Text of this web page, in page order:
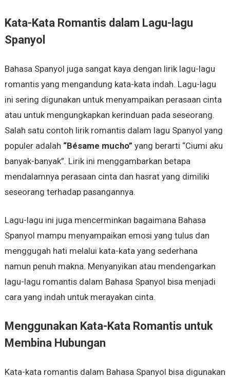
Kata-Kata Romantis dalam Lagu-lagu
Spanyol
Bahasa Spanyol juga sangat kaya dengan lirik lagu-lagu
romantis yang mengandung kata-kata indah. Lagu-lagu
ini sering digunakan untuk menyampaikan perasaan cinta
atau untuk mengungkapkan kerinduan pada seseorang.
Salah satu contoh lirik romantis dalam lagu Spanyol yang
populer adalah “Bésame mucho” yang berarti “Ciumi aku
banyak-banyak”. Lirik ini menggambarkan betapa
mendalamnya perasaan cinta dan hasrat yang dimiliki
seseorang terhadap pasangannya.
Lagu-lagu ini juga mencerminkan bagaimana Bahasa
Spanyol mampu menyampaikan emosi yang tulus dan
menggugah hati melalui kata-kata yang sederhana
namun penuh makna. Menyanyikan atau mendengarkan
lagu-lagu romantis dalam Bahasa Spanyol bisa menjadi
cara yang indah untuk merayakan cinta.
Menggunakan Kata-Kata Romantis untuk
Membina Hubungan
Kata-kata romantis dalam Bahasa Spanyol bisa digunakan